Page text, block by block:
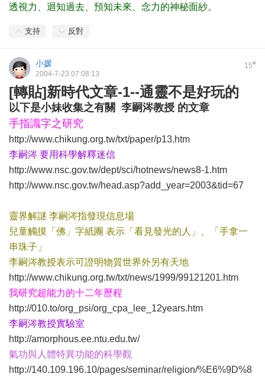
透視力、迴知過去、預知未來、念力的神秘面紗。
支持 反對
15#
小媛
2004-7-23 07:08:13
[轉貼]新時代文章-1--通靈不是好玩的
以下是小妹收集之有關 李嗣涔教授 的文章
手指識字之研究
http://www.chikung.org.tw/txt/paper/p13.htm
李嗣涔 要用科學解釋迷信
http://www.nsc.gov.tw/dept/sci/hotnews/news8-1.htm
http://www.nsc.gov.tw/head.asp?add_year=2003&tid=67
靈界解謎 李嗣涔指發現信息場
兒童觸摸「佛」字紙團 表示「看見發光的人」、「手拿一
串珠子」
李嗣涔教授表示可證明物質世界外另有天地
http://www.chikung.org.tw/txt/news/1999/99121201.htm
我研究超能力的十二年歷程
http://010.to/org_psi/org_cpa_lee_12years.htm
李嗣涔教授實驗室
http://amorphous.ee.ntu.edu.tw/
氣功與人體特異功能的科學觀
http://140.109.196.10/pages/seminar/religion/%E6%9D%8